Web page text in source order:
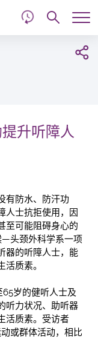
升听障人
有防水、防汗功
人士抗拒使用，因
至可能阻碍身心的
—头颈外科学系一项
器的听障人士，能
质素。
65岁的健听人士及
听力状况、助听器
活质素。受访者
或群体活动，相比